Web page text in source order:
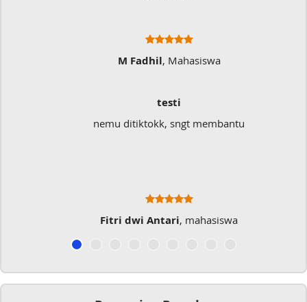
M Fadhil, Mahasiswa
testi
nemu ditiktokk, sngt membantu
Fitri dwi Antari, mahasiswa